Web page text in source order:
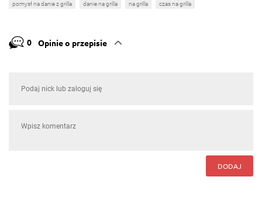
pomysł na danie z grilla
danie na grilla na grilla czas na grilla
0 Opinie o przepisie
DODAJ